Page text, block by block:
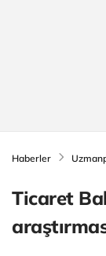
Haberler
Ticaret